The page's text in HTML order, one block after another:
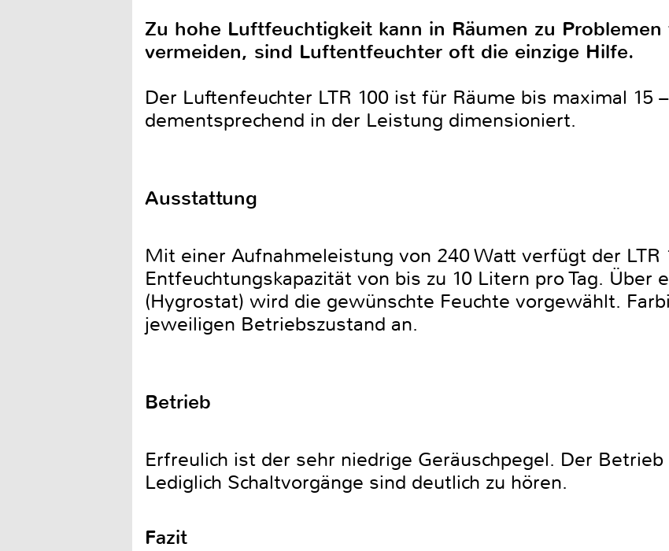
Zu hohe Luftfeuchtigkeit kann in Räumen zu
vermeiden, sind Luftentfeuchter oft die einzige Hilfe.
Der Luftenfeuchter LTR 100 ist für Räume bis maximal 15
dementsprechend in der Leistung dimensioniert.
Ausstattung
Mit einer Aufnahmeleistung von 240 Watt verfügt der LTR
Entfeuchtungskapazität von bis zu 10 Litern pro Tag. Über
(Hygrostat) wird die gewünschte Feuchte vorgewählt.
jeweiligen Betriebszustand an.
Betrieb
Erfreulich ist der sehr niedrige Geräuschpegel. Der
Lediglich Schaltvorgänge sind deutlich zu hören.
Fazit